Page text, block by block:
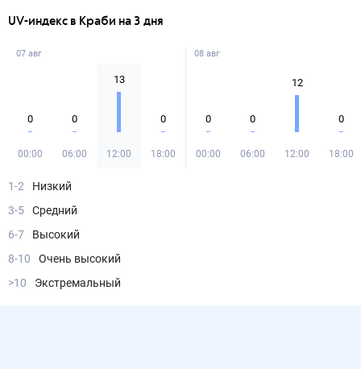
UV-индекс в Краби на 3 дня
07 авг
0
00:00
0
06:00
13
12:00
0
18:00
08 авг
0
00:00
0
06:00
12
12:00
0
18:00
1-2
Низкий
3-5
Средний
6-7
Высокий
8-10
Очень высокий
>10
Экстремальный